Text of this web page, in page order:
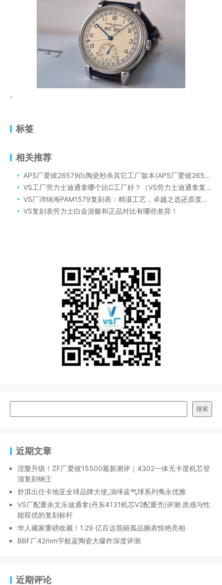
。
标签
相关推荐
APS厂爱彼26579白陶瓷秒杀其它工厂版本(APS厂爱彼26579白陶瓷腕表做工细节方面怎么样)
VS工厂劳力士迪通拿哪个比C工厂好？（VS劳力士迪通拿复刻表评测）
VS厂沛纳海PAM1579复刻表：精湛工艺，卓越之选还原度超高
VS复刻表劳力士白金游艇和正品对比有哪些差异！
搜索
近期文章
涅槃升级！ZF厂爱彼15500最新测评｜4302一体无卡度机芯登
顶复刻钢王
舒淇出任卡地亚全球品牌大使,演绎蓝气球系列隽永优雅
VS厂配重余文乐迪通拿(丹东4131机芯V2配重壳)评测:质感与性
能双优的复刻标杆
华人藏家重磅收藏！1.29 亿百达翡丽孤品腕表惊艳亮相
BBF厂42mm宇航蓝陶瓷大爆炸深度评测
近期评论